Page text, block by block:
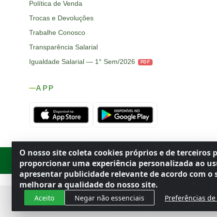
O nosso site coleta cookies próprios e de terceiros
proporcionar uma experiência personalizada ao
apresentar publicidade relevante de acordo com o
melhorar a qualidade do nosso site.
Aceito Negar não essenciais Preferências de
Política de Venda
Trocas e Devoluções
Trabalhe Conosco
Transparência Salarial
Igualdade Salarial — 1° Sem/2026
PDF
APP
Rod. SP-215, s/n, km 98 — Área Rural Porto Ferreira/ ·